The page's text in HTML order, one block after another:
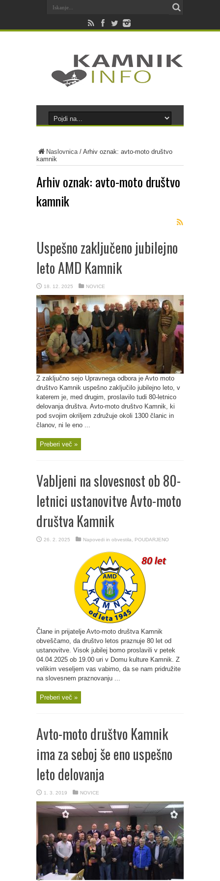
Naslovnica/ Arhiv oznak: avto-moto društvo
kamnik
Arhiv oznak: avto-moto društvo
kamnik
Uspešno zaključeno jubilejno
leto AMD Kamnik
18. 12. 2025 NOVICE
Z zaključno sejo Upravnega odbora je Avto moto
društvo Kamnik uspešno zaključilo jubilejno leto, v
katerem je, med drugim, proslavilo tudi 80-letnico
delovanja društva. Avto-moto društvo Kamnik, ki
pod svojim okriljem združuje okoli 1300 članic in
članov, ni le eno ...
Preberi več »
Vabljeni na slovesnost ob 80-
letnici ustanovitve Avto-moto
društva Kamnik
26. 2. 2025 Napovedi in obvestila POUDARJENO
Člane in prijatelje Avto-moto društva Kamnik
obveščamo, da društvo letos praznuje 80 let od
ustanovitve. Visok jubilej bomo proslavili v petek
04.04.2025 ob 19.00 uri v Domu kulture Kamnik. Z
velikim veseljem vas vabimo, da se nam pridružite
na slovesnem praznovanju ...
Preberi več »
Avto-moto društvo Kamnik
ima za seboj še eno uspešno
leto delovanja
1. 3. 2019 NOVICE